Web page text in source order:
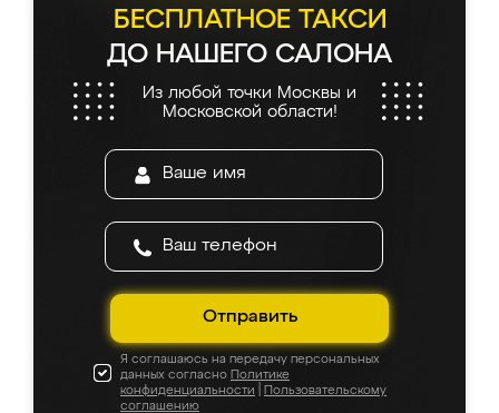
БЕСПЛАТНОЕ ТАКСИ
ДО НАШЕГО САЛОНА
Из любой точки Москвы и
Московской области!
Отправить
Я соглашаюсь на передачу персональных
данных согласно Политике
конфиденциальности
Пользовательскому
соглашению